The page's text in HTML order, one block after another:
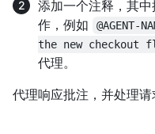
添加一个注释，其
作，例如
the new checkout
代理。
代理响应批注，并处理请